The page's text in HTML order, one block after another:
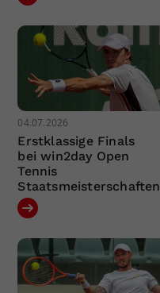
04.07.2026
Erstklassige Finals
bei win2day Open
Tennis
Staatsmeisterschaften